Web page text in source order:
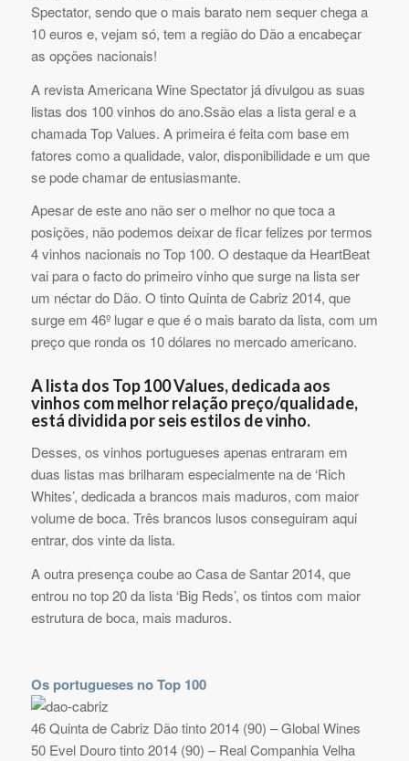
Spectator, sendo que o mais barato nem sequer chega a
10 euros e, vejam só, tem a região do Dão a encabeçar
as opções nacionais!
A revista Americana Wine Spectator já divulgou as suas
listas dos 100 vinhos do ano.Ssão elas a lista geral e a
chamada Top Values. A primeira é feita com base em
fatores como a qualidade, valor, disponibilidade e um que
se pode chamar de entusiasmante.
Apesar de este ano não ser o melhor no que toca a
posições, não podemos deixar de ficar felizes por termos
4 vinhos nacionais no Top 100. O destaque da HeartBeat
vai para o facto do primeiro vinho que surge na lista ser
um néctar do Dão. O tinto Quinta de Cabriz 2014, que
surge em 46º lugar e que é o mais barato da lista, com um
preço que ronda os 10 dólares no mercado americano.
A lista dos Top 100 Values, dedicada aos
vinhos com melhor relação preço/qualidade,
está dividida por seis estilos de vinho.
Desses, os vinhos portugueses apenas entraram em
duas listas mas brilharam especialmente na de ‘Rich
Whites’, dedicada a brancos mais maduros, com maior
volume de boca. Três brancos lusos conseguiram aqui
entrar, dos vinte da lista.
A outra presença coube ao Casa de Santar 2014, que
entrou no top 20 da lista ‘Big Reds’, os tintos com maior
estrutura de boca, mais maduros.
Os portugueses no Top 100
46 Quinta de Cabriz Dão tinto 2014 (90) – Global Wines
50 Evel Douro tinto 2014 (90) – Real Companhia Velha